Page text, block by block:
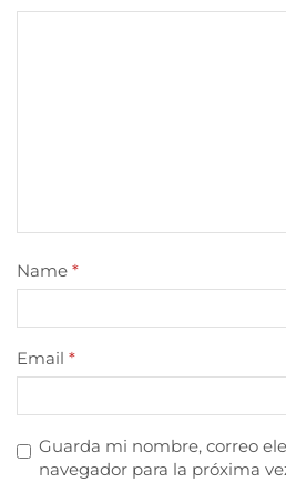
Name *
Email *
Guarda mi nombre, correo
navegador para la próxima